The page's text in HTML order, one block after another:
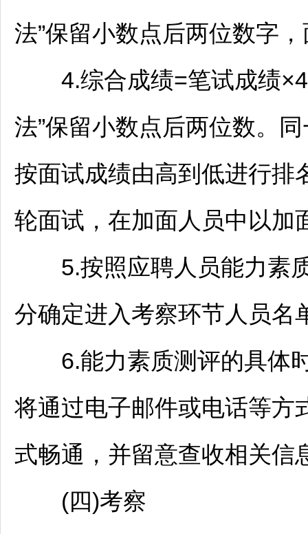
法”保留小数点后两位数字
4.综合成绩=笔试成绩
法”保留小数点后两位数。
按面试成绩由高到低进行排
轮面试，在加面人员中以加
5.按照应聘人员能力素质
分确定进入考察环节人员名
6.能力素质测评的具体时
将通过电子邮件或电话等方
式畅通，并留意查收相关信
(四)考察